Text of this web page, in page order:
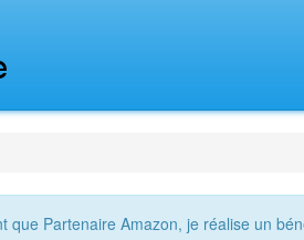
que Partenaire Amazon, je réalise un